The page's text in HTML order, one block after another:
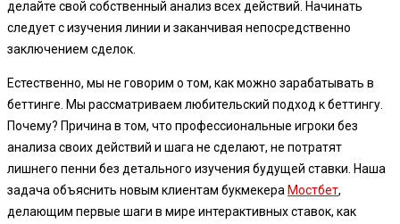
делайте свой собственный анализ всех действий. Начинать
следует с изучения линии и заканчивая непосредственно
заключением сделок.
Естественно, мы не говорим о том, как можно зарабатывать в
беттинге. Мы рассматриваем любительский подход к беттингу.
Почему? Причина в том, что профессиональные игроки без
анализа своих действий и шага не сделают, не потратят
лишнего пенни без детального изучения будущей ставки. Наша
задача объяснить новым клиентам букмекера Мостбет,
делающим первые шаги в мире интерактивных ставок, как